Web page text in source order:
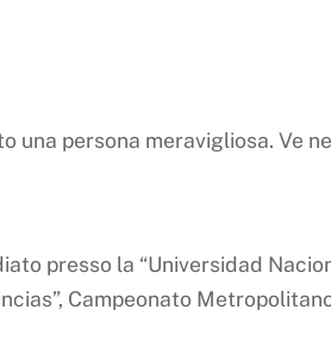
persona meravigliosa. Ve
presso la “Universidad
Campeonato